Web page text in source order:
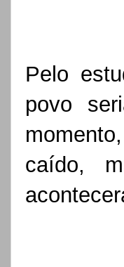
Pelo
povo
caído,